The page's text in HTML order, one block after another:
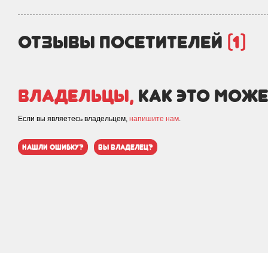
отзывы посетителей (1)
Владельцы, как это
Если вы являетесь владельцем, напишите нам.
нашли ошибку? вы владелец?